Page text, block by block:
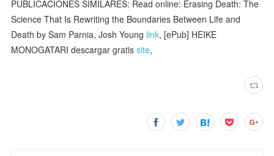
PUBLICACIONES SIMILARES: Read online: Erasing Death: The
Science That Is Rewriting the Boundaries Between Life and
Death by Sam Parnia, Josh Young link, [ePub] HEIKE
MONOGATARI descargar gratissite,